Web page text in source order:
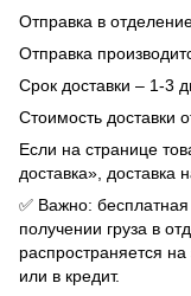
Отправка в
Отправка
Срок доставки – 1-3
Стоимость доставки
Если на странице
доставка», доставка
✅ Важно: бесплатная
получении груза в
распространяется
или в кредит.